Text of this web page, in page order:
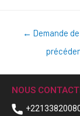
← Demande
NOUS